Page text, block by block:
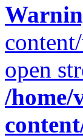
open
/home/